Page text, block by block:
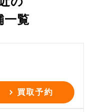
一覧
買取予約